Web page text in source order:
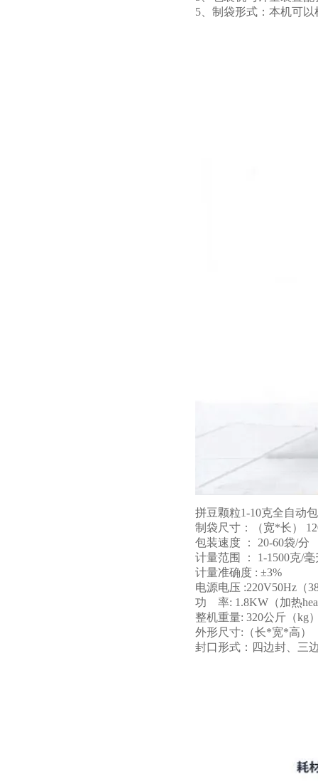
5、制袋形式：本机可
拼豆颗粒1-10克全自动
制袋尺寸：（宽*长）
包装速度 ： 20-60袋/分
计量范围 ： 1-1500克/毫
计量准确度 : ±3%
电源电压 :220V50Hz（
功 率: 1.8KW（加热
整机重量: 320公斤（kg
外形尺寸:（长*宽*高）
封口形式：四边封、三